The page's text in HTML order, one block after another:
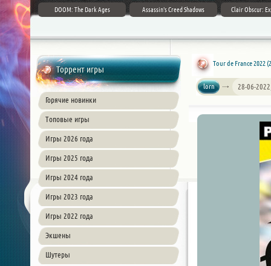
DOOM: The Dark Ages Assassin's Creed Shadows Clair Obscur:
Торрент игры
Горячие новинки
Топовые игры
Игры 2026 года
Игры 2025 года
Игры 2024 года
Игры 2023 года
Игры 2022 года
Экшены
Шутеры
Tour de France 2022
lorn 28-06-